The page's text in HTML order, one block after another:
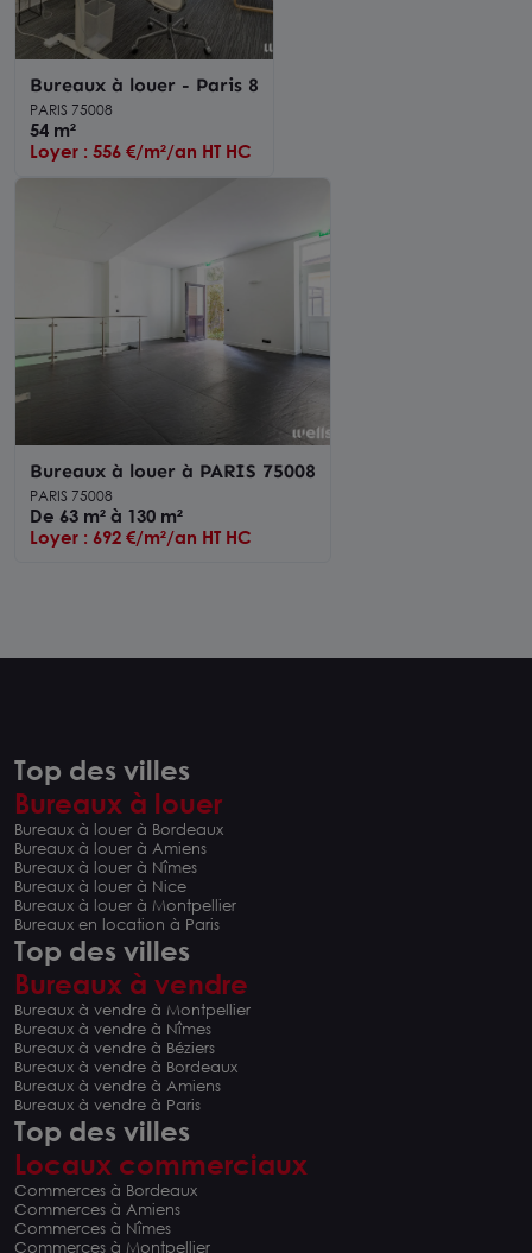
Bureaux à louer - Paris 8
PARIS 75008
54 m²
Loyer : 556 €/m²/an HT HC
Bureaux à louer à PARIS 75008
PARIS 75008
De 63 m² à 130 m²
Loyer : 692 €/m²/an HT HC
Top des villes
Bureaux à louer
Bureaux à louer à Bordeaux
Bureaux à louer à Amiens
Bureaux à louer à Nîmes
Bureaux à louer à Nice
Bureaux à louer à Montpellier
Bureaux en location à Paris
Top des villes
Bureaux à vendre
Bureaux à vendre à Montpellier
Bureaux à vendre à Nîmes
Bureaux à vendre à Béziers
Bureaux à vendre à Bordeaux
Bureaux à vendre à Amiens
Bureaux à vendre à Paris
Top des villes
Locaux commerciaux
Commerces à Bordeaux
Commerces à Amiens
Commerces à Nîmes
Commerces à Montpellier